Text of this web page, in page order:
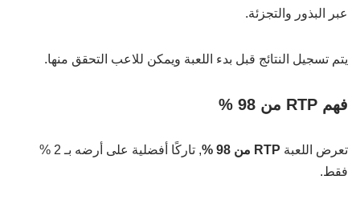
عبر البذور والتجزئة.
يتم تسجيل النتائج قبل بدء اللعبة ويمكن للاعب التحقق منها.
فهم RTP من 98 %
تعرض اللعبة RTP من 98 %
, تاركًا أفضلية على أرضه بـ 2 %
فقط.